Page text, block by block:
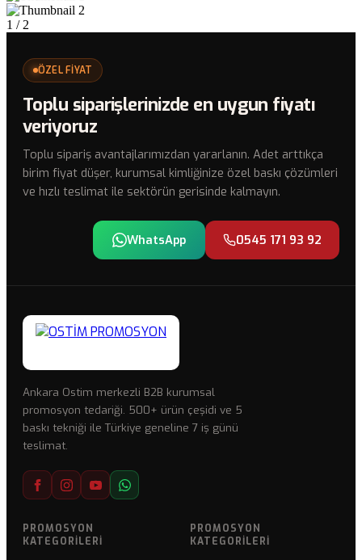
1 / 2
ÖZEL FİYAT
Toplu siparişlerinizde en uygun fiyatı
veriyoruz
Toplu sipariş avantajlarımızdan yararlanın. Adet arttıkça
birim fiyat düşer, kurumsal kimliğinize özel baskı çözümleri
ve hızlı teslimat ile sektörün gerisinde kalmayın.
WhatsApp 0545 171 93 92
Ankara Ostim merkezli B2B kurumsal
promosyon tedariği. 500+ ürün çeşidi ve 5
baskı tekniği ile Türkiye geneline 7 iş günü
teslimat.
PROMOSYON
KATEGORILERI
PROMOSYON
KATEGORILERI